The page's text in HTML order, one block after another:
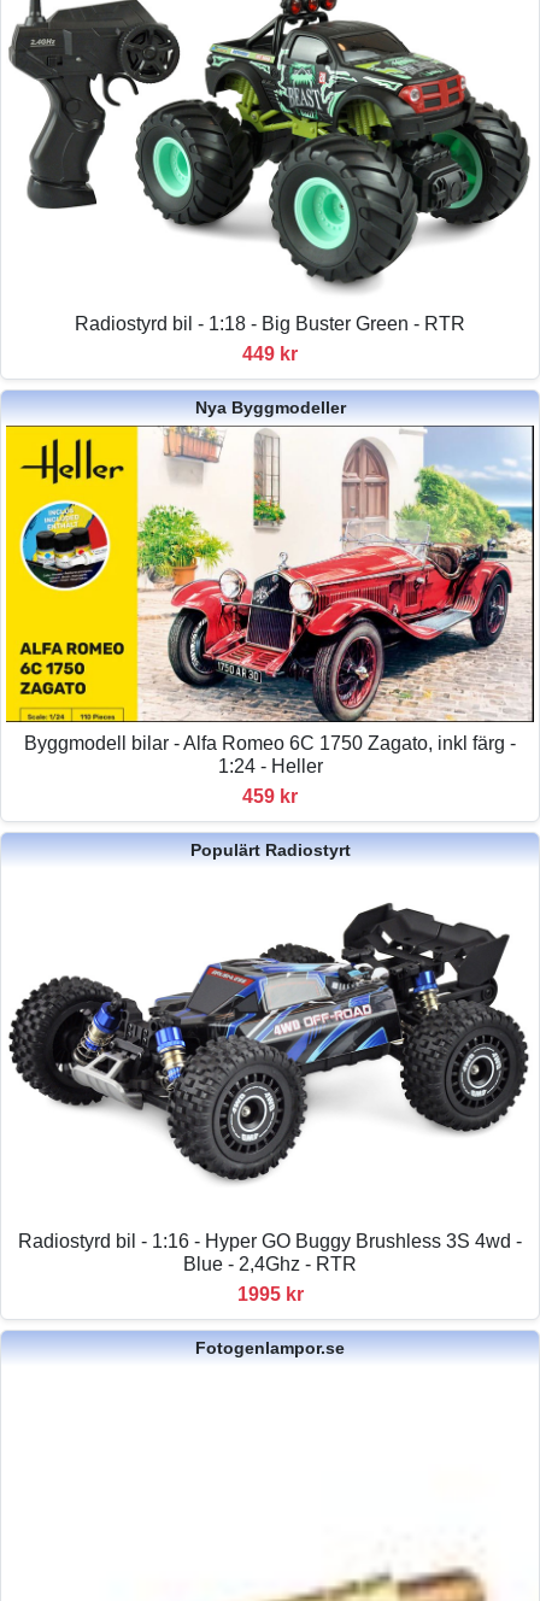
Radiostyrd bil - 1:18 - Big Buster Green - RTR
449 kr
Nya Byggmodeller
Byggmodell bilar - Alfa Romeo 6C 1750 Zagato, inkl färg -
1:24 - Heller
459 kr
Populärt Radiostyrt
Radiostyrd bil - 1:16 - Hyper GO Buggy Brushless 3S 4wd -
Blue - 2,4Ghz - RTR
1995 kr
Fotogenlampor.se